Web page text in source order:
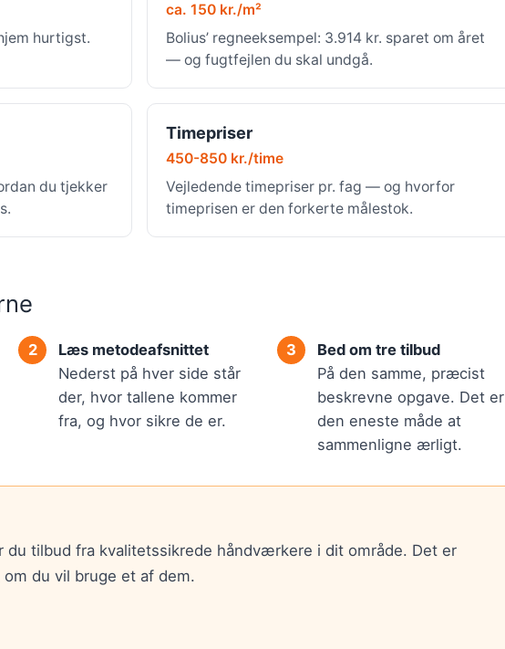
hurtigst.
ca. 150 kr./m²
Bolius’ regneeksempel: 3.914 kr. sparet om året
— og fugtfejlen du skal undgå.
du tjekker
Timepriser
450-850 kr./time
Vejledende timepriser pr. fag — og hvorfor
timeprisen er den forkerte målestok.
Læs metodeafsnittet
Nederst på hver side står
der, hvor tallene kommer
fra, og hvor sikre de er.
Bed om tre tilbud
På den samme, præcist
beskrevne opgave. Det er
den eneste måde at
sammenligne ærligt.
du tilbud fra kvalitetssikrede håndværkere i dit område. Det er
du vil bruge et af dem.